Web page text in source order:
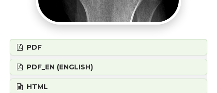
PDF
PDF_EN (ENGLISH)
HTML